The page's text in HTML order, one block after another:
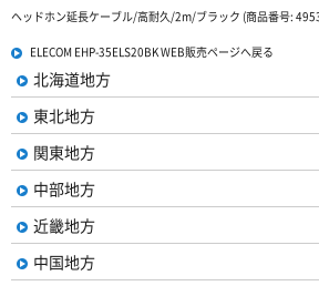
ヘッドホン延長ケーブル/高耐久/2m/ブラック (商品番号:
ELECOM EHP-35ELS20BK WEB販売ページへ戻る
北海道地方
東北地方
関東地方
中部地方
近畿地方
中国地方